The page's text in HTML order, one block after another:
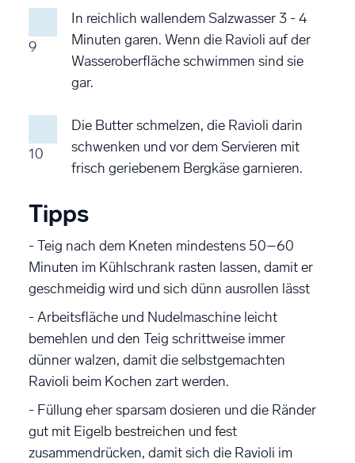
9
In reichlich wallendem Salzwasser 3 - 4
Minuten garen. Wenn die Ravioli auf der
Wasseroberfläche schwimmen sind sie
gar.
10
Die Butter schmelzen, die Ravioli darin
schwenken und vor dem Servieren mit
frisch geriebenem Bergkäse garnieren.
Tipps
- Teig nach dem Kneten mindestens 50–60
Minuten im Kühlschrank rasten lassen, damit er
geschmeidig wird und sich dünn ausrollen lässt
- Arbeitsfläche und Nudelmaschine leicht
bemehlen und den Teig schrittweise immer
dünner walzen, damit die selbstgemachten
Ravioli beim Kochen zart werden.
- Füllung eher sparsam dosieren und die Ränder
gut mit Eigelb bestreichen und fest
zusammendrücken, damit sich die Ravioli im